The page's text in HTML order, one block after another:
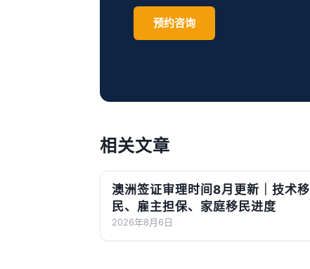
预约咨询
相关文章
澳洲签证审理时间8月更新｜技术移
民、雇主担保、家庭移民进度
2026年8月6日